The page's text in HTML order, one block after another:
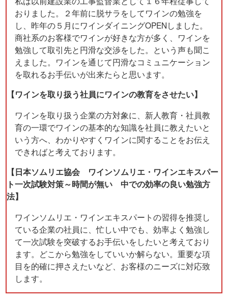
おりました。２年前に脱サラをしてワインの勉強を
し、昨年の５月にワインダイニングOPENしました。
商社系のお客様でワインが好きな方が多く、ワインを
勉強して取引先と円滑な交渉をした。という声も聞こ
えました。ワインを通じて円滑なコミュニケーション
を取れるお手伝いが出来たらと思います。
【ワインを取り扱う社員にワインの教育をさせたい】
ワインを取り扱う企業の方対象に、新人教育・社員教
育の一環でワインの基本的な知識を社員に教えたいと
いう方へ、わかりやすくワインに関することをお伝え
できればと考えております。
【日本ソムリエ協会 ワインソムリエ・ワインエキスパー
ト一次試験対策～時間が無い 中での効率の良い勉強方
法】
ワインソムリエ・ワインエキスパートの習得を推奨し
ている企業の社員に、忙しい中でも、効率よく勉強し
て一次試験を突破するお手伝いをしたいと考えており
ます。どこから勉強をしていいか解らない。重要な項
目を的確に押さえたいなど、お客様のニーズに対応致
します。